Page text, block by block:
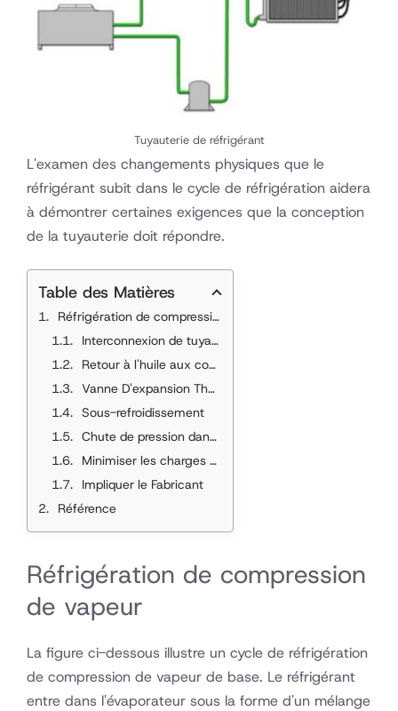
Tuyauterie de réfrigérant
L'examen des changements physiques que le
réfrigérant subit dans le cycle de réfrigération aidera
à démontrer certaines exigences que la conception
de la tuyauterie doit répondre.
Table des Matières
Réfrigération de compression de vapeur
Interconnexion de tuyaux de réfrigérant
Retour à l'huile aux compresseurs
Vanne D'expansion Thermostatique
Sous-refroidissement
Chute de pression dans une conduite d'aspiration
Minimiser les charges de réfrigérant
Impliquer le Fabricant
Référence
Réfrigération de compression
de vapeur
La figure ci-dessous illustre un cycle de réfrigération
de compression de vapeur de base. Le réfrigérant
entre dans l'évaporateur sous la forme d'un mélange